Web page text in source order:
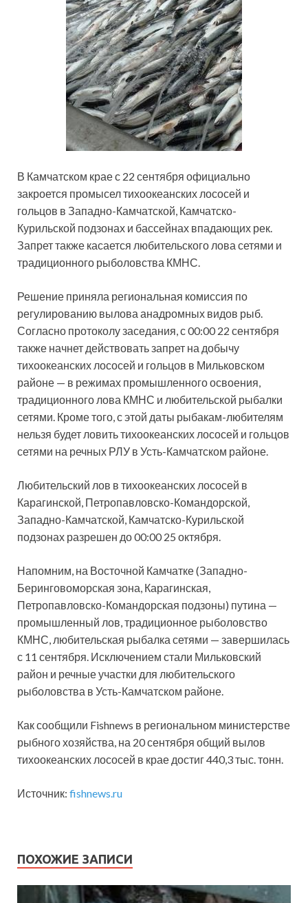
В Камчатском крае с 22 сентября официально
закроется промысел тихоокеанских лососей и
гольцов в Западно-Камчатской, Камчатско-
Курильской подзонах и бассейнах впадающих рек.
Запрет также касается любительского лова сетями и
традиционного рыболовства КМНС.
Решение приняла региональная комиссия по
регулированию вылова анадромных видов рыб.
Согласно протоколу заседания, с 00:00 22 сентября
также начнет действовать запрет на добычу
тихоокеанских лососей и гольцов в Мильковском
районе — в режимах промышленного освоения,
традиционного лова КМНС и любительской рыбалки
сетями. Кроме того, с этой даты рыбакам-любителям
нельзя будет ловить тихоокеанских лососей и гольцов
сетями на речных РЛУ в Усть-Камчатском районе.
Любительский лов в тихоокеанских лососей в
Карагинской, Петропавловско-Командорской,
Западно-Камчатской, Камчатско-Курильской
подзонах разрешен до 00:00 25 октября.
Напомним, на Восточной Камчатке (Западно-
Беринговоморская зона, Карагинская,
Петропавловско-Командорская подзоны) путина —
промышленный лов, традиционное рыболовство
КМНС, любительская рыбалка сетями — завершилась
с 11 сентября. Исключением стали Мильковский
район и речные участки для любительского
рыболовства в Усть-Камчатском районе.
Как сообщили Fishnews в региональном министерстве
рыбного хозяйства, на 20 сентября общий вылов
тихоокеанских лососей в крае достиг 440,3 тыс. тонн.
Источник: fishnews.ru
ПОХОЖИЕ ЗАПИСИ